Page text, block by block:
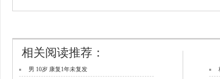
男 10岁 康复1年未复发
相关阅读推荐：